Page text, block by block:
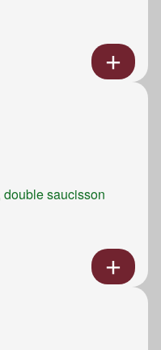
double saucisson